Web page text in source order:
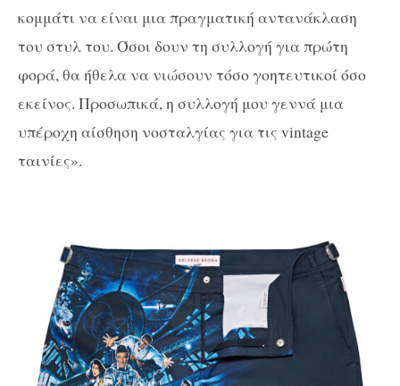
κομμάτι να είναι μια πραγματική αντανάκλαση
του στυλ του. Όσοι δουν τη συλλογή για πρώτη
φορά, θα ήθελα να νιώσουν τόσο γοητευτικοί όσο
εκείνος. Προσωπικά, η συλλογή μου γεννά μια
υπέροχη αίσθηση νοσταλγίας για τις vintage
ταινίες».